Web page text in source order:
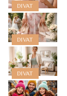
DIVAT
DIVAT
DIVAT